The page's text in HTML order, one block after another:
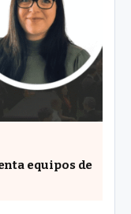
equipos de